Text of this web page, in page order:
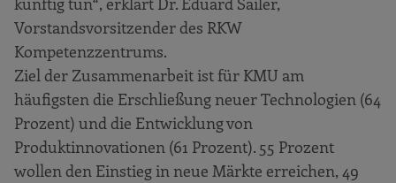
Vorstandsvorsitzender des RKW
Kompetenzzentrums.
Ziel der Zusammenarbeit ist für KMU am
häufigsten die Erschließung neuer Technologien (64
Prozent) und die Entwicklung von
Produktinnovationen (61 Prozent). 55 Prozent
wollen den Einstieg in neue Märkte erreichen, 49